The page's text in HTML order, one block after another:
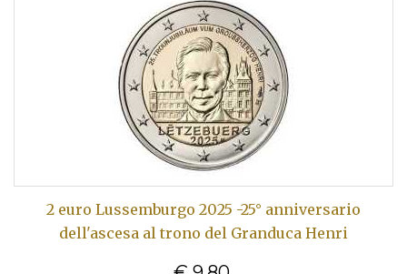
2 euro Lussemburgo 2025 -25° anniversario
dell'ascesa al trono del Granduca Henri